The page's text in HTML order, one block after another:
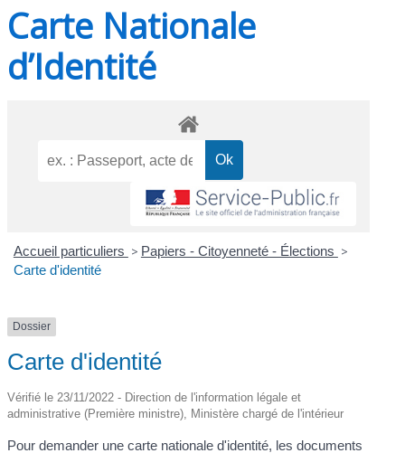
Carte Nationale
d’Identité
Accueil particuliers > Papiers - Citoyenneté - Élections >
Carte d'identité
Dossier
Carte d'identité
Vérifié le 23/11/2022 - Direction de l'information légale et
administrative (Première ministre), Ministère chargé de l'intérieur
Pour demander une carte nationale d'identité, les documents